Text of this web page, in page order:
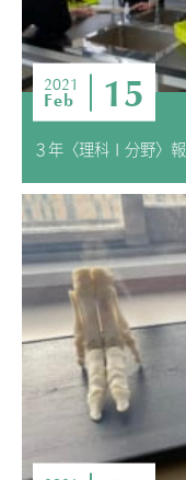
2021
Feb 15
３年〈理科Ⅰ分野〉